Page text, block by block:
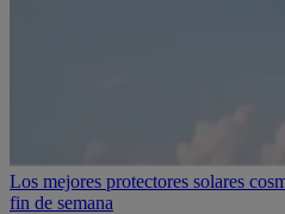
Los mejores protectores solares
fin de semana